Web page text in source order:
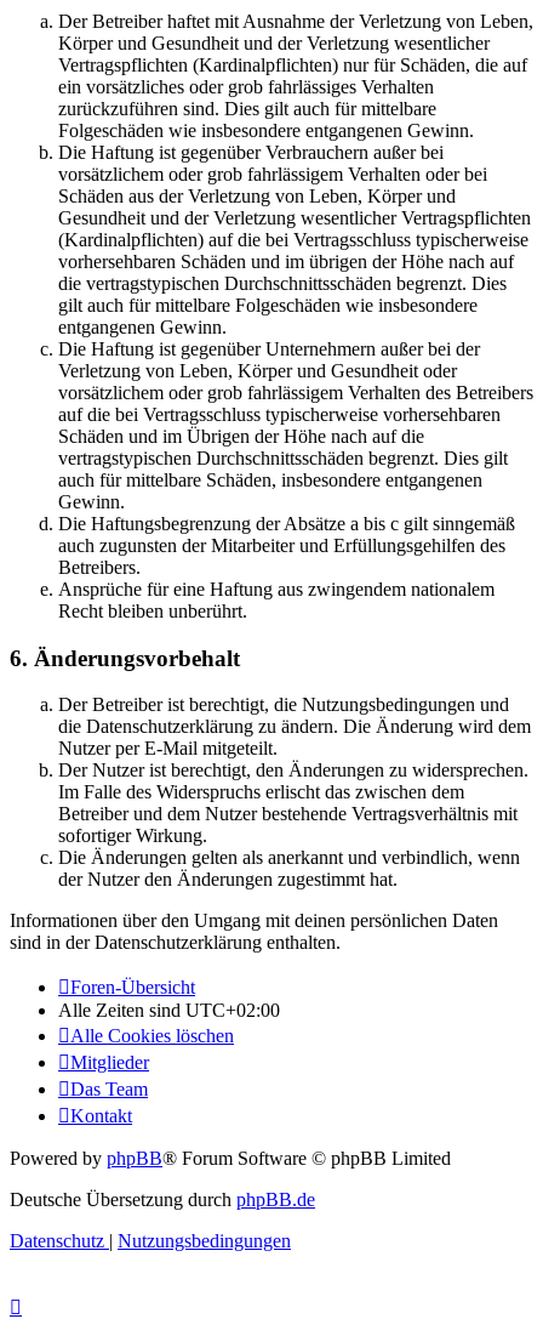
Der Betreiber haftet mit Ausnahme der Verletzung von Leben,
Körper und Gesundheit und der Verletzung wesentlicher
Vertragspflichten (Kardinalpflichten) nur für Schäden, die auf
ein vorsätzliches oder grob fahrlässiges Verhalten
zurückzuführen sind. Dies gilt auch für mittelbare
Folgeschäden wie insbesondere entgangenen Gewinn.
Die Haftung ist gegenüber Verbrauchern außer bei
vorsätzlichem oder grob fahrlässigem Verhalten oder bei
Schäden aus der Verletzung von Leben, Körper und
Gesundheit und der Verletzung wesentlicher Vertragspflichten
(Kardinalpflichten) auf die bei Vertragsschluss typischerweise
vorhersehbaren Schäden und im übrigen der Höhe nach auf
die vertragstypischen Durchschnittsschäden begrenzt. Dies
gilt auch für mittelbare Folgeschäden wie insbesondere
entgangenen Gewinn.
Die Haftung ist gegenüber Unternehmern außer bei der
Verletzung von Leben, Körper und Gesundheit oder
vorsätzlichem oder grob fahrlässigem Verhalten des Betreibers
auf die bei Vertragsschluss typischerweise vorhersehbaren
Schäden und im Übrigen der Höhe nach auf die
vertragstypischen Durchschnittsschäden begrenzt. Dies gilt
auch für mittelbare Schäden, insbesondere entgangenen
Gewinn.
Die Haftungsbegrenzung der Absätze a bis c gilt sinngemäß
auch zugunsten der Mitarbeiter und Erfüllungsgehilfen des
Betreibers.
Ansprüche für eine Haftung aus zwingendem nationalem
Recht bleiben unberührt.
6. Änderungsvorbehalt
Der Betreiber ist berechtigt, die Nutzungsbedingungen und
die Datenschutzerklärung zu ändern. Die Änderung wird dem
Nutzer per E-Mail mitgeteilt.
Der Nutzer ist berechtigt, den Änderungen zu widersprechen.
Im Falle des Widerspruchs erlischt das zwischen dem
Betreiber und dem Nutzer bestehende Vertragsverhältnis mit
sofortiger Wirkung.
Die Änderungen gelten als anerkannt und verbindlich, wenn
der Nutzer den Änderungen zugestimmt hat.
Informationen über den Umgang mit deinen persönlichen Daten
sind in der Datenschutzerklärung enthalten.
Foren-Übersicht
Alle Zeiten sind UTC+02:00
Alle Cookies löschen
Mitglieder
Das Team
Kontakt
Powered by phpBB® Forum Software © phpBB Limited
Deutsche Übersetzung durch phpBB.de
Datenschutz | Nutzungsbedingungen